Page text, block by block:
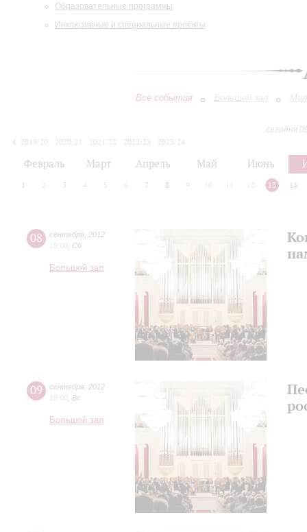
Образовательные программы
Инклюзивные и специальные проекты
Все события Большой зал
сегодня
2019/20
2020/21 2021/22 2022/23
2023/24
Февраль Март Апрель Май Июнь
1 2 3 4 5 6 7 8 9 10 12 13 14
08 сентября 2012
19:00 Сб
Большой зал
09 сентября 2012
19:00 Вс
Большой зал